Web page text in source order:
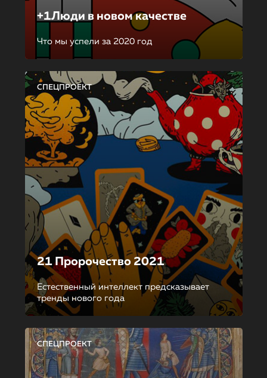
+1Люди в новом качестве
Что мы успели за 2020 год
СПЕЦПРОЕКТ
21 Пророчество 2021
Естественный интеллект предсказывает
тренды нового года
СПЕЦПРОЕКТ